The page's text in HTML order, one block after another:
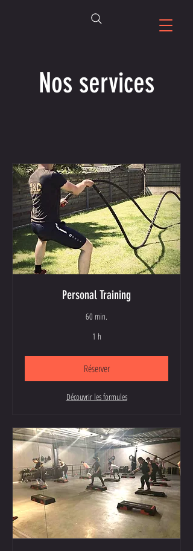
Nos services
Personal Training
60 min.
1 h
Réserver
Découvrir les formules